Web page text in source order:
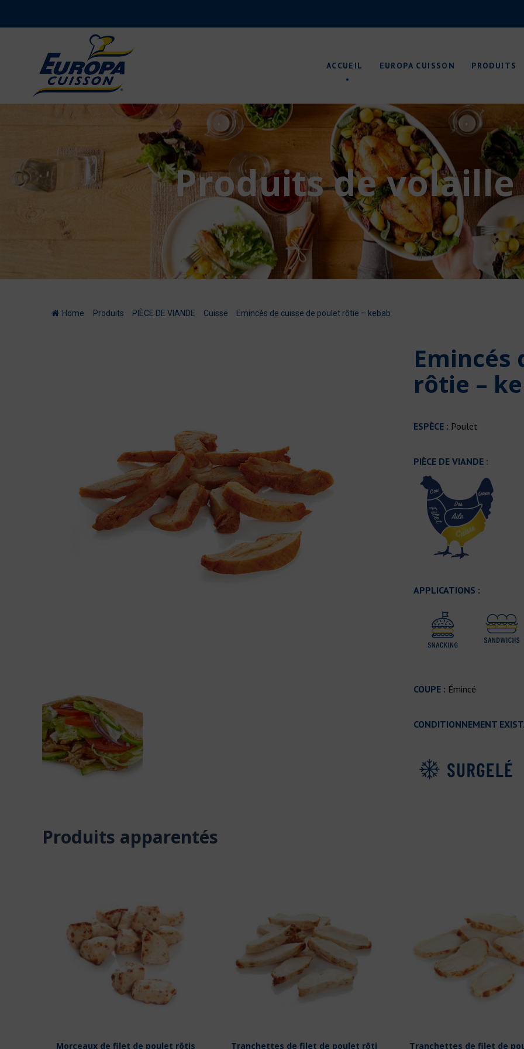
ACCUEIL EUROPA CUISSON
A Propos de nous
Sites de production
Conditionnements
Certificats qualité
Recherche & Développement
Environnement
PRODUITS
Conditionnements
Recherche & Développement
Environnement
Produits de
Home Produits PIÈCE DE VIANDE Cuisse Emincés de cuisse de poulet rôtie – kebab
Emincés
rôtie –
ESPÈCE : Poulet
PIÈCE DE VIANDE :
APPLICATIONS :
COUPE : Émincé
CONDITIONNEMENT
Produits apparentés
Morceaux de filet de poulet rôtis Tranchettes de filet de poulet rôti Tranchettes de filet de